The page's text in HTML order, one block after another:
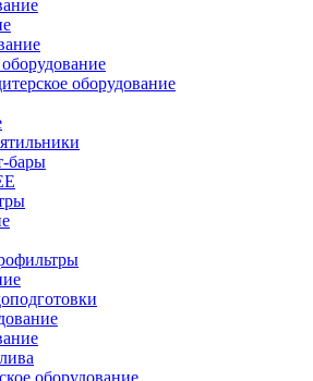
оборудование
бары
оборудование